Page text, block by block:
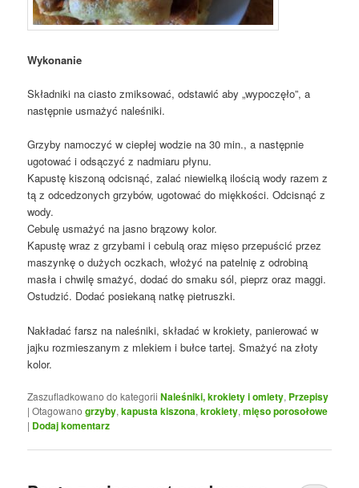
Wykonanie
Składniki na ciasto zmiksować, odstawić aby „wypoczęło”, a
następnie usmażyć naleśniki.
Grzyby namoczyć w ciepłej wodzie na 30 min., a następnie
ugotować i odsączyć z nadmiaru płynu.
Kapustę kiszoną odcisnąć, zalać niewielką ilością wody razem z
tą z odcedzonych grzybów, ugotować do miękkości. Odcisnąć z
wody.
Cebulę usmażyć na jasno brązowy kolor.
Kapustę wraz z grzybami i cebulą oraz mięso przepuścić przez
maszynkę o dużych oczkach, włożyć na patelnię z odrobiną
masła i chwilę smażyć, dodać do smaku sól, pieprz oraz maggi.
Ostudzić. Dodać posiekaną natkę pietruszki.
Nakładać farsz na naleśniki, składać w krokiety, panierować w
jajku rozmieszanym z mlekiem i bułce tartej. Smażyć na złoty
kolor.
Zaszufladkowano do kategorii Naleśniki, krokiety i omlety, Przepisy
|Otagowano grzyby,kapusta kiszona,krokiety,mięso porosołowe
| Dodaj komentarz